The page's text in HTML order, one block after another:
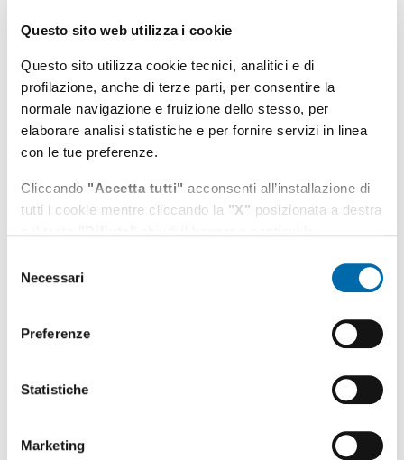
Questo sito web utilizza i cookie
Questo sito utilizza cookie tecnici, analitici e di
profilazione, anche di terze parti, per consentire la
normale navigazione e fruizione dello stesso, per
elaborare analisi statistiche e per fornire servizi in linea
con le tue preferenze.
Cliccando "Accetta tutti" acconsenti all’installazione di
tutti i cookie mentre cliccando la "X" posizionata a destra
Puoi modificare in ogni momento le tue preferenze
per maggiori informazioni consulta la nostra
delNecessari
Preferenze
Statistiche
Marketing
dell'AdSP.
Argomenti:
AdSP Eventi Presidente
Data pubblicazione:
23/09/2025
Ultimo aggiornamento:
23/09/2025 15:39
Condividi